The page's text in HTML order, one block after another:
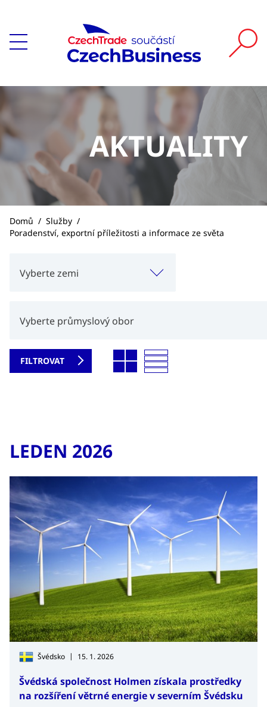
AKTUALITY
Domů / Služby /
Poradenství, exportní příležitosti a informace ze světa
Vyberte zemi
Vyberte průmyslový obor
LEDEN 2026
Švédsko | 15. 1. 2026
Švédská společnost Holmen získala prostředky
na rozšíření větrné energie v severním Švédsku